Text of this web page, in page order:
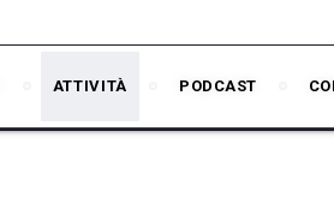
ATTIVITÀ PODCAST